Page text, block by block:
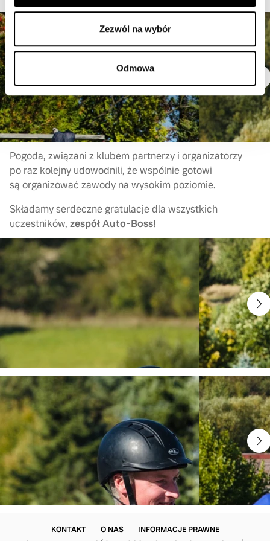
Zezwól na wybór
Odmowa
Pogoda, związani z klubem partnerzy i organizatorzy
po raz kolejny udowodnili, że wspólnie gotowi
są organizować zawody na wysokim poziomie.
Składamy serdeczne gratulacje dla wszystkich
uczestników, zespół Auto-Boss!
KONTAKT O NAS
INFORMACJE PRAWNE